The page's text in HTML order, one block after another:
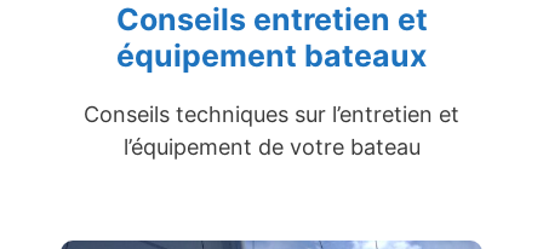
Conseils entretien et
équipement bateaux
Conseils techniques sur l’entretien et
l’équipement de votre bateau